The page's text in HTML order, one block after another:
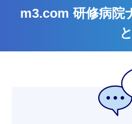
m3.com 研修病院